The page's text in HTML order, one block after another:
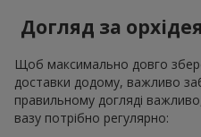
Догляд за
Щоб максимально довго
доставки додому, важливо
правильному догляді
вазу потрібно регулярно: